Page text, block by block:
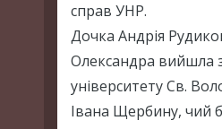
справ УНР.
Дочка Андрія
Олександра вийшла
університету Св.
Івана Щербину, чий